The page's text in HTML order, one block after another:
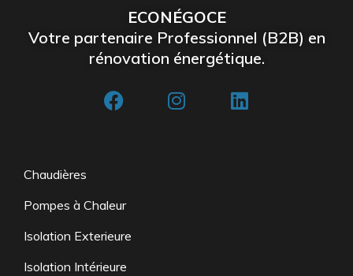
ECONÉGOCE
Votre partenaire Professionnel (B2B) en
rénovation énergétique.
Chaudières
Pompes à Chaleur
Isolation Exterieure
Isolation Intérieure